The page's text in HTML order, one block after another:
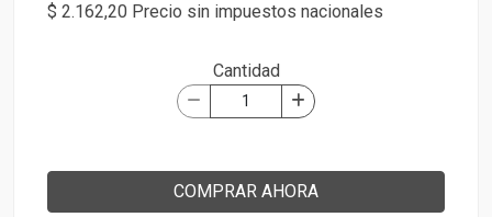
$ 2.162,20 Precio sin impuestos nacionales
Cantidad
COMPRAR AHORA